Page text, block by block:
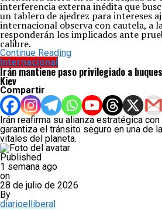
interferencia externa inédita que
un tablero de ajedrez para intereses
internacional observa con cautela, a
responderán los implicados ante
calibre.
Continue Reading
Internacional
Irán mantiene paso privilegiado a
Kiev
Compartir
Irán reafirma su alianza estratégica
garantiza el tránsito seguro en una de
vitales del planeta.
Published
1 semana ago
on
28 de julio de 2026
By
diarioelliberal